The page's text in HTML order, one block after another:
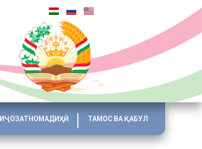
ИҶОЗАТНОМАДИҲӢ ТАМОС ВА ҚАБУЛ